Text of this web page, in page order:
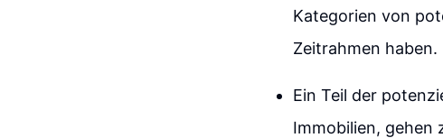
Kategorien von
Zeitrahmen haben.
Ein Teil der
Immobilien, gehen